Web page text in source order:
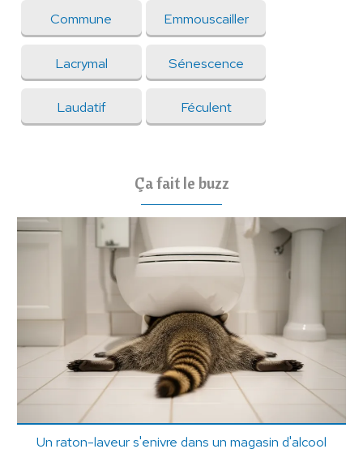
Commune Emmouscailler
Lacrymal Sénescence
Laudatif Féculent
Ça fait le buzz
Un raton-laveur s'enivre dans un magasin d'alcool